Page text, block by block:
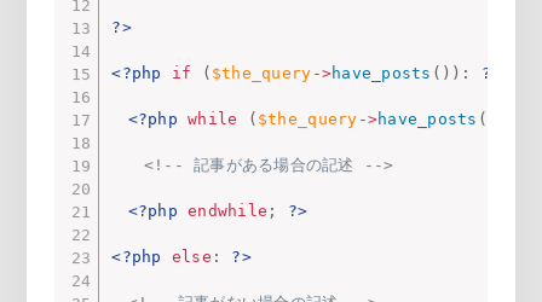
?>
<?php if ( $the_query ->have_posts ( ) ) : ?>
<?php while ( $the_query ->have_posts (
<!-- 記事がある場合の記述 -->
<?php endwhile ; ?>
<?php else : ?>